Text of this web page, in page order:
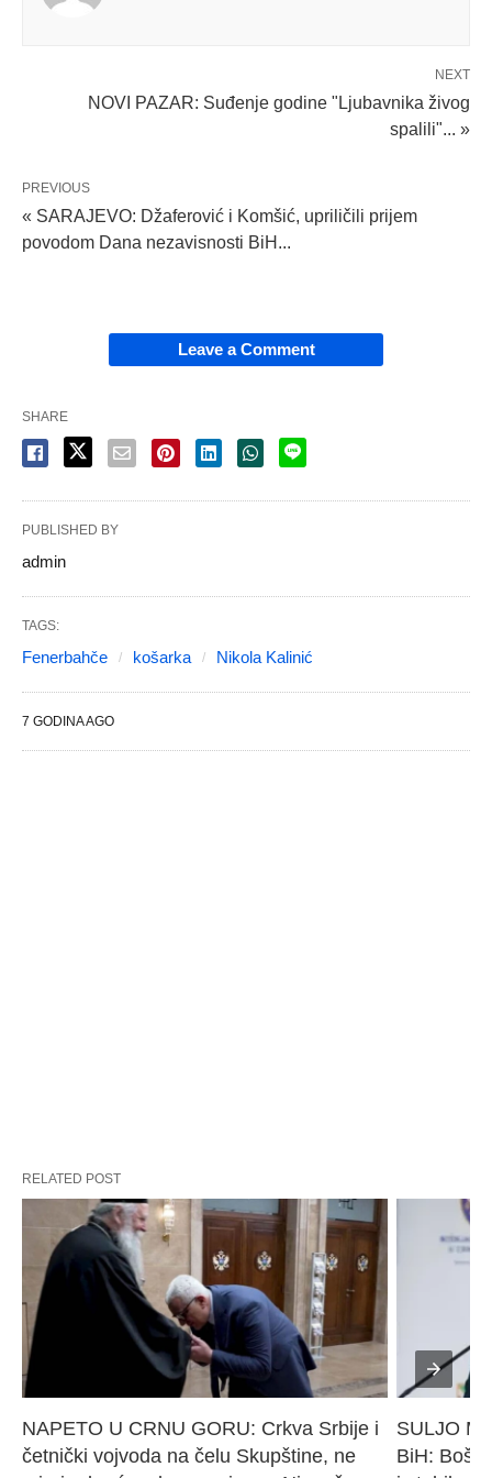
NEXT
NOVI PAZAR: Suđenje godine "Ljubavnika živog
spalili"... »
PREVIOUS
« SARAJEVO: Džaferović i Komšić, upriličili prijem
povodom Dana nezavisnosti BiH...
Leave a Comment
SHARE
PUBLISHED BY
admin
TAGS:
Fenerbahče košarka Nikola Kalinić
7 GODINA AGO
RELATED POST
NAPETO U CRNU GORU: Crkva Srbije i
četnički vojvoda na čelu Skupštine, ne
SULJO
BiH: